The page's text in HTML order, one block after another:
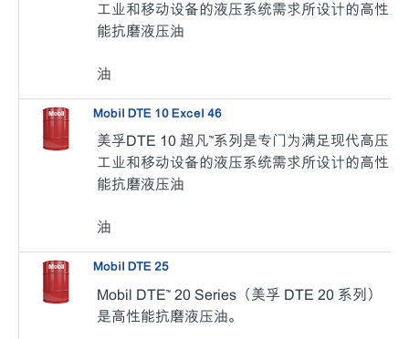
工业和移动设备的液压系统需求所设计的高性
能抗磨液压油
油
Mobil DTE 10 Excel 46
美孚DTE 10 超凡™系列是专门为满足现代高压
工业和移动设备的液压系统需求所设计的高性
能抗磨液压油
油
Mobil DTE 25
Mobil DTE™ 20 Series（美孚 DTE 20 系列）
是高性能抗磨液压油。